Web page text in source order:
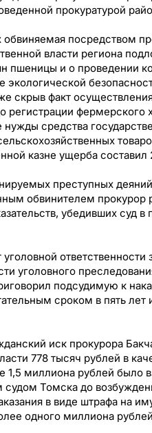
прокуратурой
обвиняемая посредством
власти региона
пшеницы и о проведении
скрыв факт
регистрации фермерского
средства
казне ущерба
преступных
обвинителем
убедивших суд
уголовного
подсудимую к
сроком в пять
иск прокурора
778 тысяч рублей в
миллиона рублей было
Томска до
в виде штрафа на
одного миллиона